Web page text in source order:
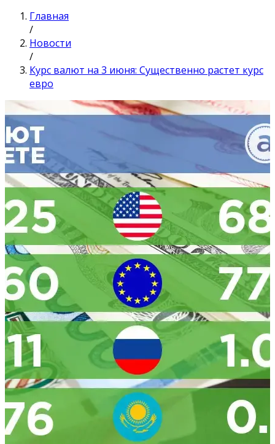
Главная
/
Новости
/
Курс валют на 3 июня: Существенно растет курс
евро